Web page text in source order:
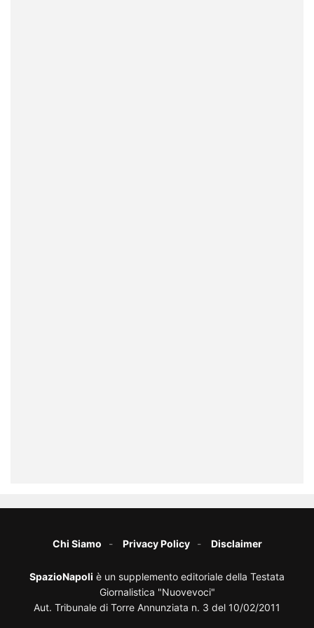
Chi Siamo Privacy Policy Disclaimer
SpazioNapoli è un supplemento editoriale della Testata
Giornalistica "Nuovevoci"
Aut. Tribunale di Torre Annunziata n. 3 del 10/02/2011